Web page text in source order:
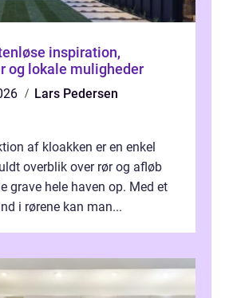
og lokale muligheder
Lars Pedersen
af kloakken er en enkel
overblik over rør og afløb
grave hele haven op. Med et
i rørene kan man...